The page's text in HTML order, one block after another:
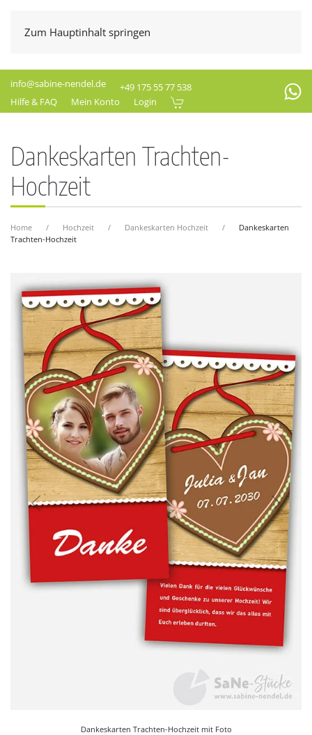
Zum Hauptinhalt springen
info@sabine-nendel.de
+49 175 55 77 538
Hilfe & FAQ
Mein Konto Login
Dankeskarten Trachten-
Hochzeit
Home Hochzeit Dankeskarten Hochzeit
Dankeskarten
Trachten-Hochzeit
Dankeskarten Trachten-Hochzeit mit Foto